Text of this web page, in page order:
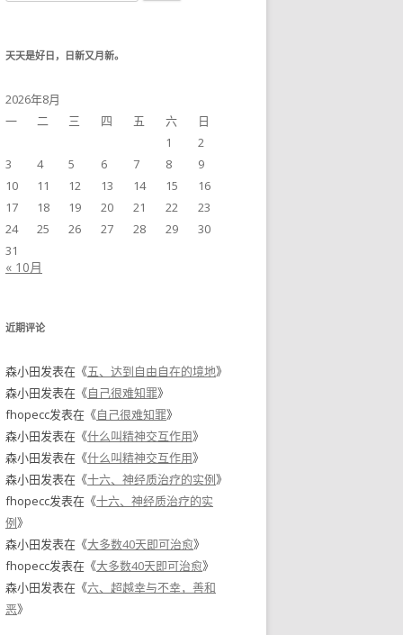
天天是好日，日新又月新。
2026年8月
一
二 三 四 五 六
日
1
2
3
4 5 6 7 8
9
10
11 12 13 14 15
16
17
18 19 20 21 22
23
24
25 26 27 28 29
30
31
« 10月
近期评论
森小田发表在《五、达到自由自在的境地》
森小田发表在《自己很难知罪》
fhopecc发表在《自己很难知罪》
森小田发表在《什么叫精神交互作用》
森小田发表在《什么叫精神交互作用》
森小田发表在《十六、神经质治疗的实例》
fhopecc发表在《十六、神经质治疗的实
例》
森小田发表在《大多数40天即可治愈》
fhopecc发表在《大多数40天即可治愈》
森小田发表在《六、超越幸与不幸，善和
恶》